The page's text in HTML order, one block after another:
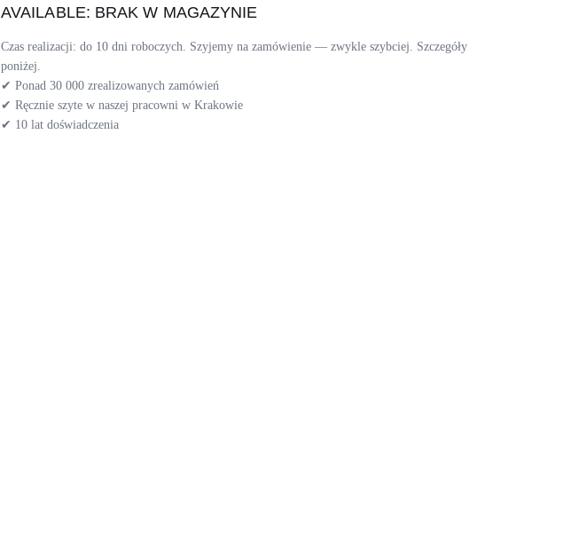
AVAILABLE: BRAK W MAGAZYNIE
Czas realizacji: do 10 dni roboczych. Szyjemy na zamówienie — zwykle szybciej. Szczegóły
poniżej.
✔ Ponad 30 000 zrealizowanych zamówień
✔ Ręcznie szyte w naszej pracowni w Krakowie
✔ 10 lat doświadczenia